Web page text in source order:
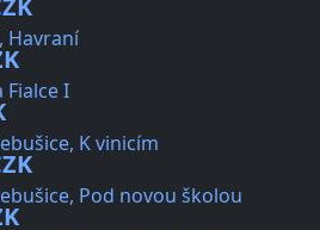
Havraní
Fialce I
K vinicím
Pod novou školou